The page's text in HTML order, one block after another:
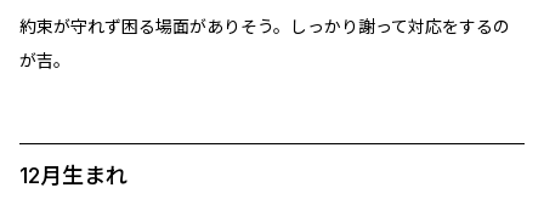
約束が守れず困る場面がありそう。しっかり謝って対応をするの
が吉。
12月生まれ